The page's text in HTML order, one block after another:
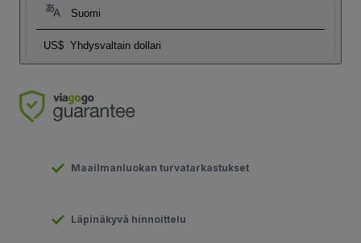
Suomi
US$ Yhdysvaltain dollari
Maailmanluokan turvatarkastukset
Läpinäkyvä hinnoittelu